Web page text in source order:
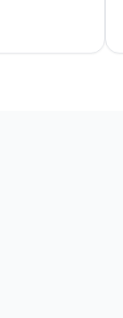
oldukça hızlı